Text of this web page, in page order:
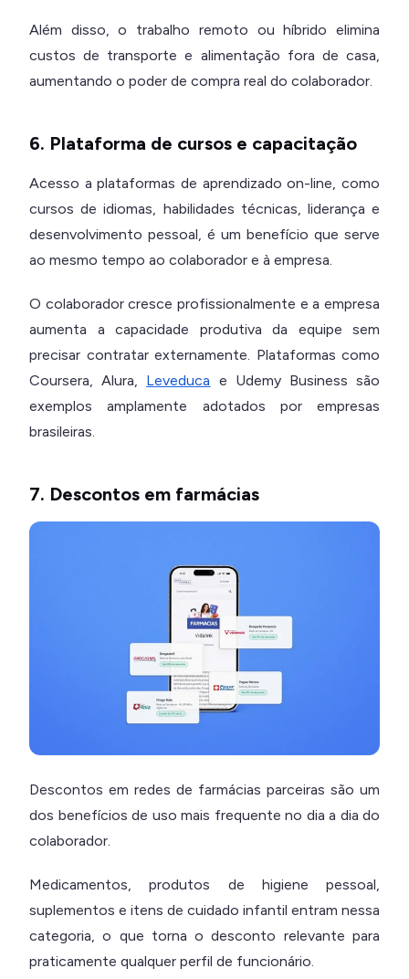
Além disso, o trabalho remoto ou híbrido elimina
custos de transporte e alimentação fora de casa,
aumentando o poder de compra real do colaborador.
6. Plataforma de cursos e capacitação
Acesso a plataformas de aprendizado on-line, como
cursos de idiomas, habilidades técnicas, liderança e
desenvolvimento pessoal, é um benefício que serve
ao mesmo tempo ao colaborador e à empresa.
O colaborador cresce profissionalmente e a empresa
aumenta a capacidade produtiva da equipe sem
precisar contratar externamente. Plataformas como
Coursera, Alura, Leveduca e Udemy Business são
exemplos amplamente adotados por empresas
brasileiras.
7. Descontos em farmácias
Descontos em redes de farmácias parceiras são um
dos benefícios de uso mais frequente no dia a dia do
colaborador.
Medicamentos, produtos de higiene pessoal,
suplementos e itens de cuidado infantil entram nessa
categoria, o que torna o desconto relevante para
praticamente qualquer perfil de funcionário.